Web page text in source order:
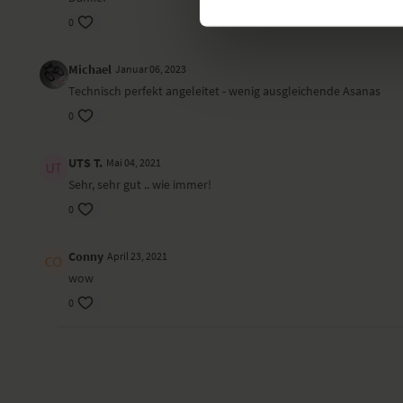
0
Michael Januar 06, 2023
Technisch perfekt angeleitet - wenig ausgleichende Asanas
0
UTS T. Mai 04, 2021
Sehr, sehr gut .. wie immer!
0
Conny April 23, 2021
wow
0